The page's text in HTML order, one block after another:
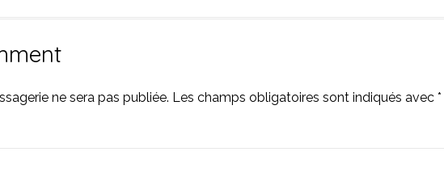
ne sera pas publiée. Les champs obligatoires sont indiqués avec *